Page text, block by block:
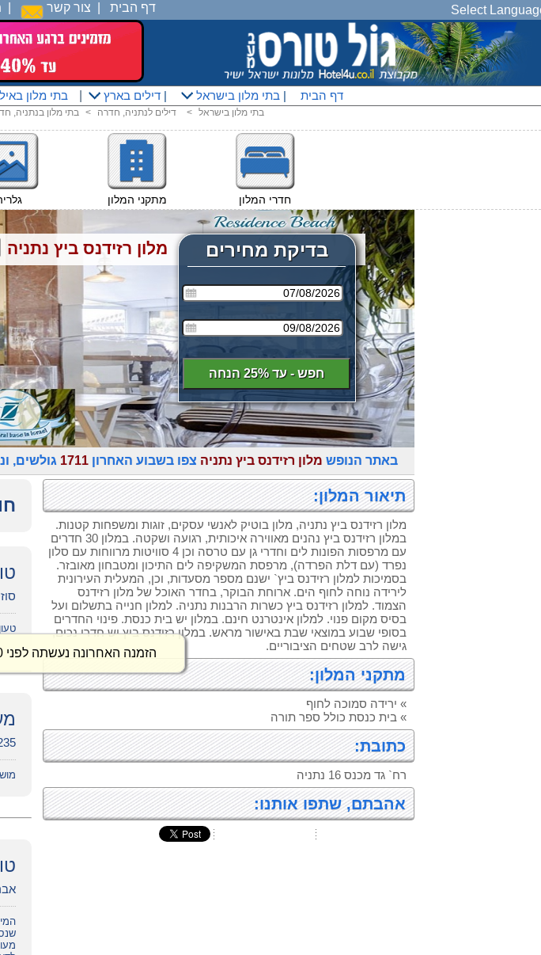
צור קשר דף הבית Select
בתי מלון דילים בארץ | בתי מלון בישראל | דף הבית
בתי מלון בנתניה, < דילים לנתניה, חדרה < בתי מלון בישראל
מתקני המלון חדרי המלון
מלון רזידנס ביץ נתניה בדיקת מחירים
חפש - עד 25% הנחה
באתר הנופש מלון רזידנס ביץ נתניה צפו בשבוע האחרון1711 גולשים,
סוזי , 3/
תיאור המלון:
מלון רזידנס ביץ נתניה, מלון בוטיק לאנשי עסקים, זוגות ומשפחות קטנות.
במלון רזידנס ביץ נהנים מאווירה איכותית, רגועה ושקטה. במלון 30 חדרים
עם מרפסות הפונות לים וחדרי גן עם טרסה וכן 4 סוויטות מרווחות עם סלון
נפרד (עם דלת הפרדה), מרפסת המשקיפה לים התיכון ומטבחון מאובזר.
בסמיכות למלון רזידנס ביץ` ישנם מספר מסעדות, וכן, המעלית העירונית
לירידה נוחה לחוף הים. ארוחת הבוקר, בחדר האוכל של מלון רזידנס
הצמוד. למלון רזידנס ביץ כשרות הרבנות נתניה. למלון חנייה בתשלום ועל
בסיס מקום פנוי. למלון אינטרנט חינם. במלון יש בית כנסת. פינוי החדרים
בסופי שבוע במוצאי שבת באישור מראש. במלון רזידנס ביץ יש חדרי נכים,
גישה לרב שטחים הציבוריים.
מתקני המלון:
» ירידה סמוכה לחוף
» בית כנסת כולל ספר תורה
כתובת:
רח` גד מכנס 16 נתניה
אהבתם, שתפו אותנו:
הזמנה האחרונה נעשתה לפני 10 דקות ו- 22 שניות